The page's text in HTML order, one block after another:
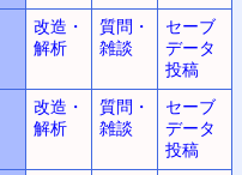
改造・
解析
質問・
雑談
セーブ
データ
投稿
改造・
解析
質問・
雑談
セーブ
データ
投稿